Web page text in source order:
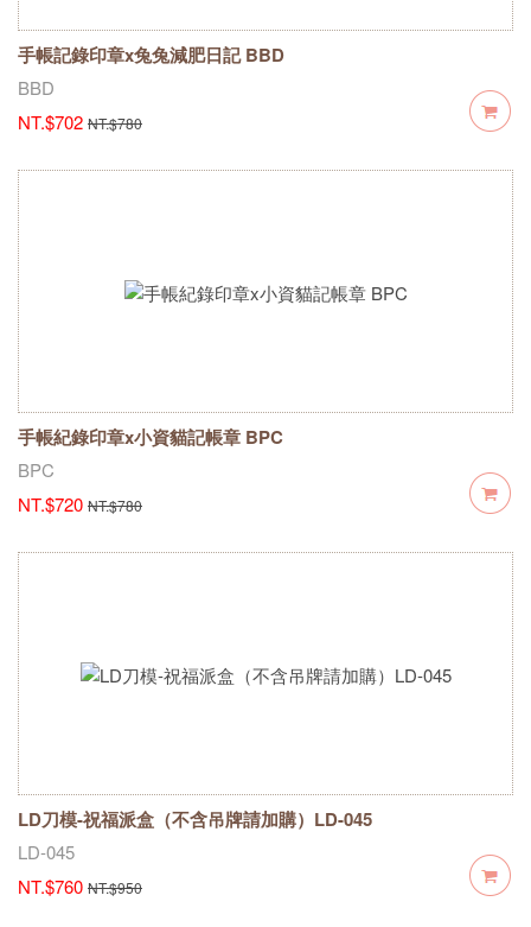
手帳記錄印章x兔兔減肥日記 BBD
BBD
NT.$702 NT.$780
手帳紀錄印章x小資貓記帳章 BPC
BPC
NT.$720 NT.$780
LD刀模-祝福派盒（不含吊牌請加購）LD-045
LD-045
NT.$760 NT.$950